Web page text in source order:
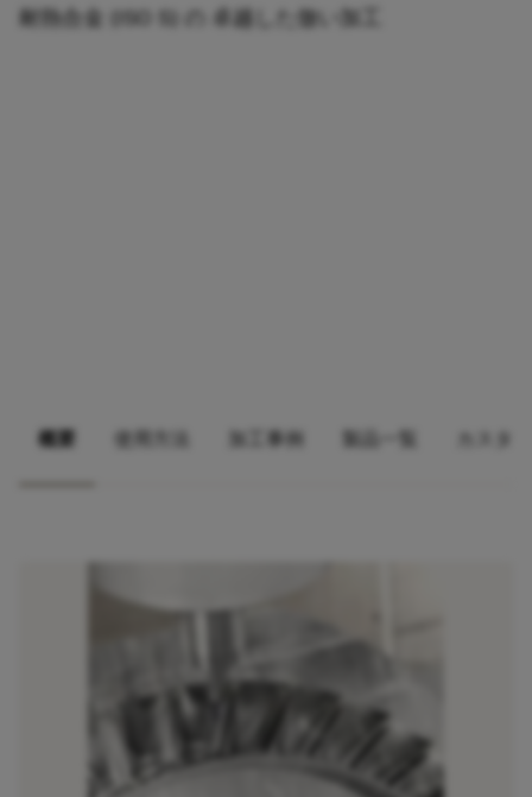
耐熱合金 (ISO S) の 卓越した倣い加工
概要 使用方法 加工事例 製品一覧